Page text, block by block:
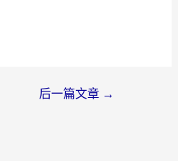
后一篇文章 →